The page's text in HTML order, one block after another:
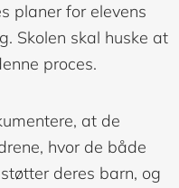
planer for elevens
Skolen skal huske at
proces.
at de
hvor de både
deres barn, og